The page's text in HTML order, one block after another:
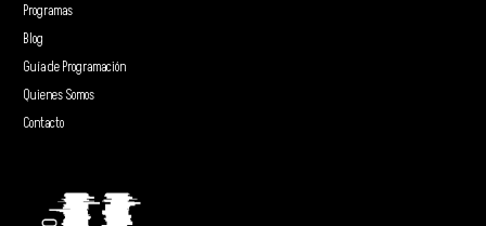
Programas
Blog
Guía de Programación
Quienes Somos
Contacto